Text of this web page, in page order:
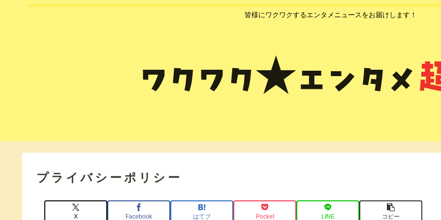
皆様にワクワクするエンタメニュースをお届けします！
プライバシーポリシー
X Facebook はてブ Pocket LINE コピー